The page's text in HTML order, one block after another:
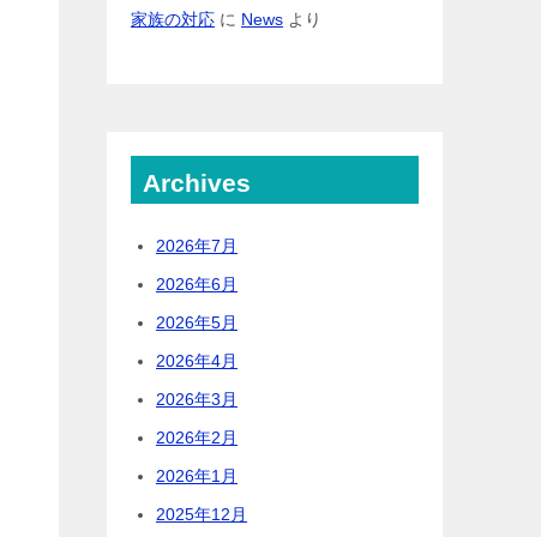
家族の対応 に News より
Archives
2026年7月
2026年6月
2026年5月
2026年4月
2026年3月
2026年2月
2026年1月
2025年12月